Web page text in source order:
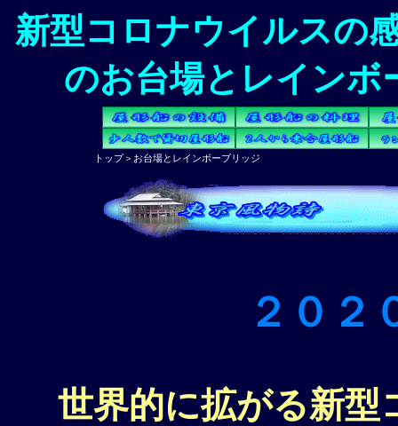
新型コロナウイルスの
のお台場とレインボ
トップ＞ お台場とレインボーブリッジ
２０２
世界的に拡がる新型